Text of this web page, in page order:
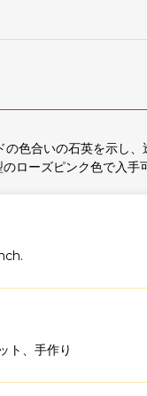
色合いの石英を示し
ローズピンク色で入手
ト、手作り